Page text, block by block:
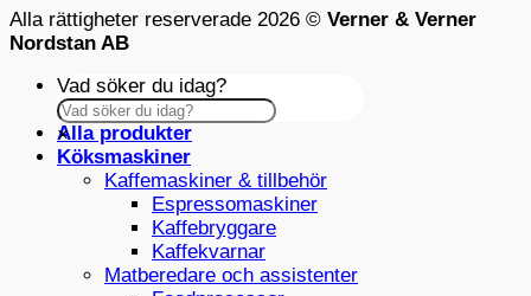
Alla rättigheter reserverade 2026 © Verner & Verner
Nordstan AB
Vad söker du idag?
×
Alla produkter
Köksmaskiner
Kaffemaskiner & tillbehör
Espressomaskiner
Kaffebryggare
Kaffekvarnar
Matberedare och assistenter